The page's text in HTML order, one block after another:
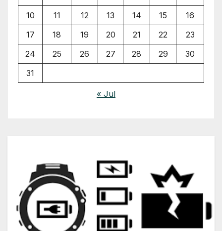
10
11 12 13 14 15
16
17
18 19 20 21 22
23
24
25 26 27 28 29
30
31
« Jul